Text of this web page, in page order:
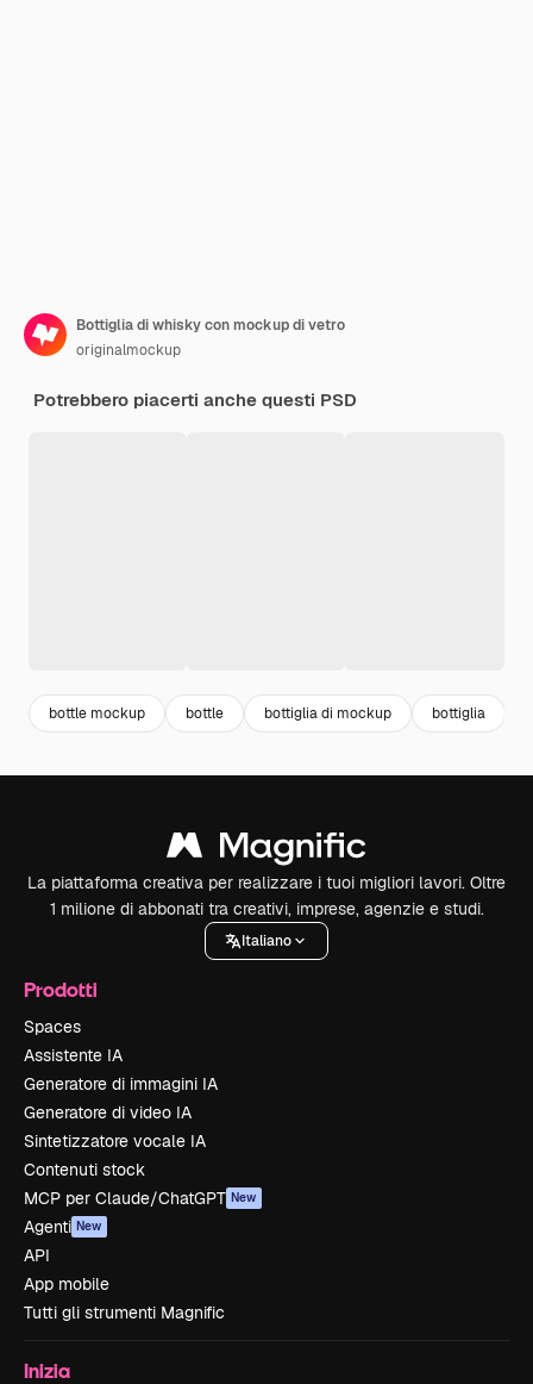
Bottiglia di whisky con mockup di vetro
originalmockup
Potrebbero piacerti anche questi PSD
bottle mockup bottle bottiglia di mockup bottiglia
La piattaforma creativa per realizzare i tuoi migliori lavori. Oltre
1 milione di abbonati tra creativi, imprese, agenzie e studi.
Italiano
Prodotti
Spaces
Assistente IA
Generatore di immagini IA
Generatore di video IA
Sintetizzatore vocale IA
Contenuti stock
MCP per Claude/ChatGPT New
Agenti New
API
App mobile
Tutti gli strumenti Magnific
Inizia